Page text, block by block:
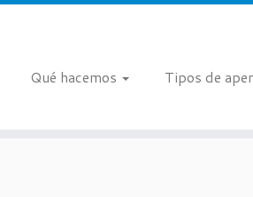
Qué hacemos Tipos de